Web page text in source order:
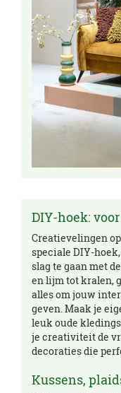
DIY-hoek:
Creatievelingen
speciale DIY-
slag te gaan met
en lijm tot kralen,
alles om jouw
geven. Maak je
leuk oude
je creativiteit de
decoraties die
Kussens,